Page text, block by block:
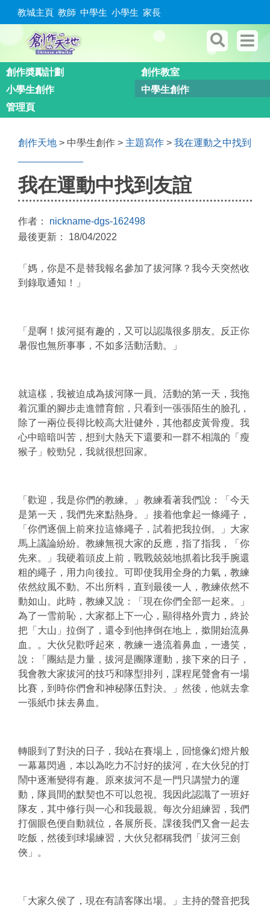
教城主頁 教師 中學生 小學生 家長
創作奬勵計劃
創作教室
小學生創作
中學生創作
管理頁
創作天地 > 中學生創作 > 主題寫作 > 我在運動之中找到
我在運動中找到友誼
作者： nickname-dgs-162498
最後更新： 18/04/2022
「媽，你是不是替我報名參加了拔河隊？我今天突然收
到錄取通知！」
「是啊！拔河挺有趣的，又可以認識很多朋友。反正你
暑假也無所事事，不如多活動活動。」
就這樣，我被迫成為拔河隊一員。活動的第一天，我拖
着沉重的腳步走進體育館，只看到一張張陌生的臉孔，
除了一兩位長得比較高大壯健外，其他都皮黃骨瘦。我
心中暗暗叫苦，想到大熱天下還要和一群不相識的「瘦
猴子」較勁兒，我就很想回家。
「歡迎，我是你們的教練。」教練看著我們說：「今天
是第一天，我們先來點熱身。」接着他拿起一條繩子，
「你們逐個上前來拉這條繩子，試着把我拉倒。」大家
馬上議論紛紛。教練無視大家的反應，指了指我，「你
先來。」我硬着頭皮上前，戰戰兢兢地抓着比我手腕還
粗的繩子，用力向後拉。可即使我用全身的力氣，教練
依然紋風不動。不出所料，直到最後一人，教練依然不
動如山。此時，教練又說：「現在你們全部一起來。」
為了一雪前恥，大家都上下一心，顯得格外賣力，終於
把「大山」拉倒了，還令到他摔倒在地上，撳開始流鼻
血。。大伙兒歡呼起來，教練一邊流着鼻血，一邊笑，
說：「團結是力量，拔河是團隊運動，接下來的日子，
我會教大家拔河的技巧和隊型排列，課程尾聲會有一場
比賽，到時你們會和神秘隊伍對決。」然後，他就去拿
一張紙巾抹去鼻血。
轉眼到了對決的日子，我站在賽場上，回憶像幻燈片般
一幕幕閃過，本以為吃力不討好的拔河，在大伙兒的打
鬧中逐漸變得有趣。原來拔河不是一門只講蠻力的運
動，隊員間的默契也不可以忽視。我因此認識了一班好
隊友，其中修行與一心和我最親。每次分組練習，我們
打個眼色便自動就位，各展所長。課後我們又會一起去
吃飯，然後到球場練習，大伙兒都稱我們「拔河三劍
俠」。
「大家久侯了，現在有請客隊出場。」主持的聲音把我